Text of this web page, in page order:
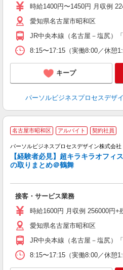
時給1400円〜1450円 月収例
愛知県名古屋市昭和区
JR中央本線（名古屋－塩尻）
8:15〜17:15（実働8:00／休憩
キープ
パーソルビジネスプロセスデザ
名古屋市昭和区 アルバイト 契約社員
パーソルビジネスプロセスデザイン株式会社
【経験者必見】超キラキラオフィ
の取りまとめ＠鶴舞
接客・サービス業務
時給1600円 月収例 256000円+
愛知県名古屋市昭和区
JR中央本線（名古屋－塩尻）
8:15〜17:15（実働8:00／休憩